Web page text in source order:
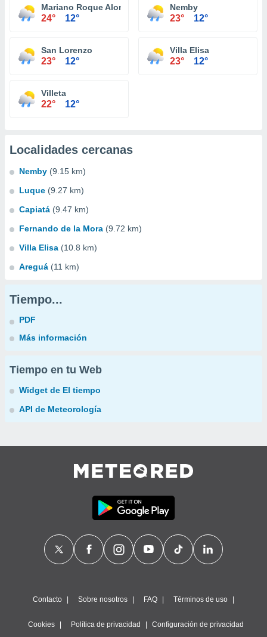
Mariano Roque Alonso
24° 12°
Nemby
23° 12°
San Lorenzo
23° 12°
Villa Elisa
23° 12°
Villeta
22° 12°
Localidades cercanas
Nemby (9.15 km)
Luque (9.27 km)
Capiatá (9.47 km)
Fernando de la Mora (9.72 km)
Villa Elisa (10.8 km)
Areguá (11 km)
Tiempo...
PDF
Más información
Tiempo en tu Web
Widget de El tiempo
API de Meteorología
Contacto Sobre nosotros FAQ Términos de uso
Cookies Política de privacidad Configuración de privacidad